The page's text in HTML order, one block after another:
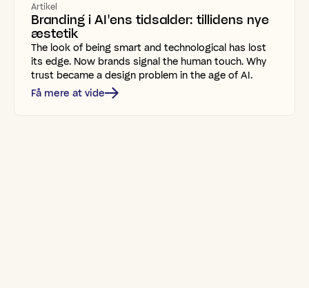
Artikel
Branding i AI'ens tidsalder: tillidens nye
æstetik
The look of being smart and technological has lost
its edge. Now brands signal the human touch. Why
trust became a design problem in the age of AI.
Få mere at vide